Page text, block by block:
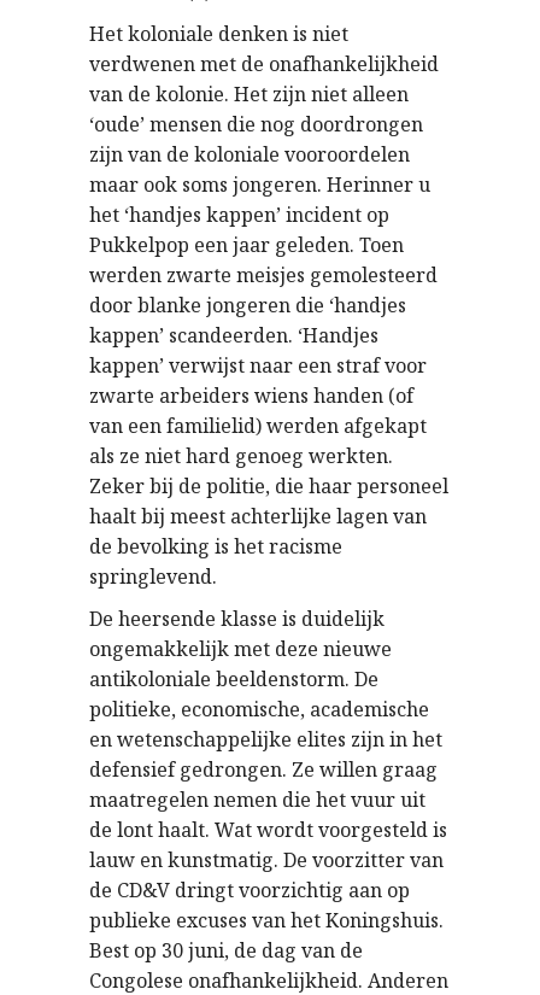
Het koloniale denken is niet
verdwenen met de onafhankelijkheid
van de kolonie. Het zijn niet alleen
‘oude’ mensen die nog doordrongen
zijn van de koloniale vooroordelen
maar ook soms jongeren. Herinner u
het ‘handjes kappen’ incident op
Pukkelpop een jaar geleden. Toen
werden zwarte meisjes gemolesteerd
door blanke jongeren die ‘handjes
kappen’ scandeerden. ‘Handjes
kappen’ verwijst naar een straf voor
zwarte arbeiders wiens handen (of
van een familielid) werden afgekapt
als ze niet hard genoeg werkten.
Zeker bij de politie, die haar personeel
haalt bij meest achterlijke lagen van
de bevolking is het racisme
springlevend.
De heersende klasse is duidelijk
ongemakkelijk met deze nieuwe
antikoloniale beeldenstorm. De
politieke, economische, academische
en wetenschappelijke elites zijn in het
defensief gedrongen. Ze willen graag
maatregelen nemen die het vuur uit
de lont haalt. Wat wordt voorgesteld is
lauw en kunstmatig. De voorzitter van
de CD&V dringt voorzichtig aan op
publieke excuses van het Koningshuis.
Best op 30 juni, de dag van de
Congolese onafhankelijkheid. Anderen